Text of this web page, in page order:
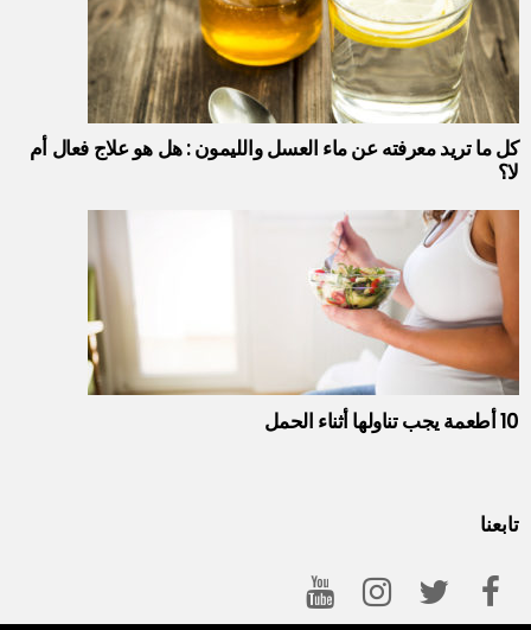
كل ما تريد معرفته عن ماء العسل والليمون : هل هو علاج فعال أم
لا؟
10 أطعمة يجب تناولها أثناء الحمل
تابعنا